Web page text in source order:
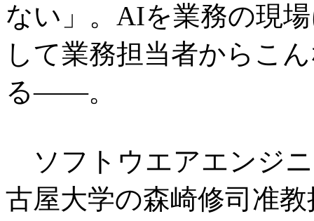
ない」。AIを業務の現
して業務担当者からこ
る――。
ソフトウエアエンジ
古屋大学の森崎修司准